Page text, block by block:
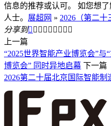
信息的推荐或认可。 如您想
人士。 展超网 » 2026（第二
分享到        
上一篇
“2025世界智能产业博览会”
博览会” 同时异地启幕 下一篇
2026第二十届北京国际智能